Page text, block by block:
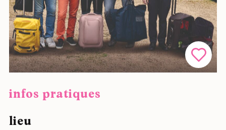
infos pratiques
lieu